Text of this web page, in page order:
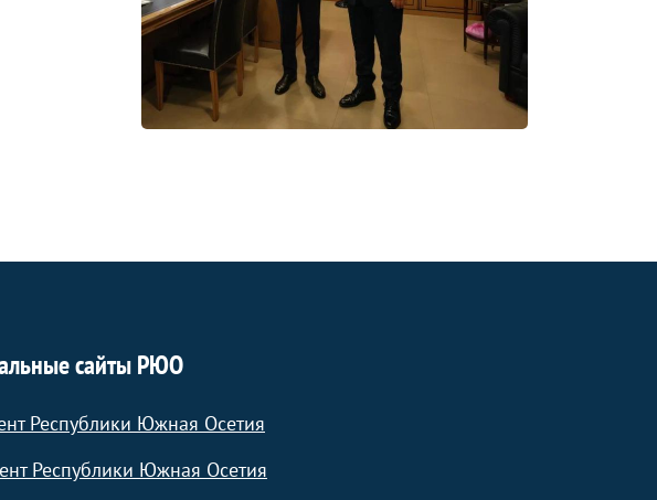
сайты РЮО
Республики Южная Осетия
Республики Южная Осетия